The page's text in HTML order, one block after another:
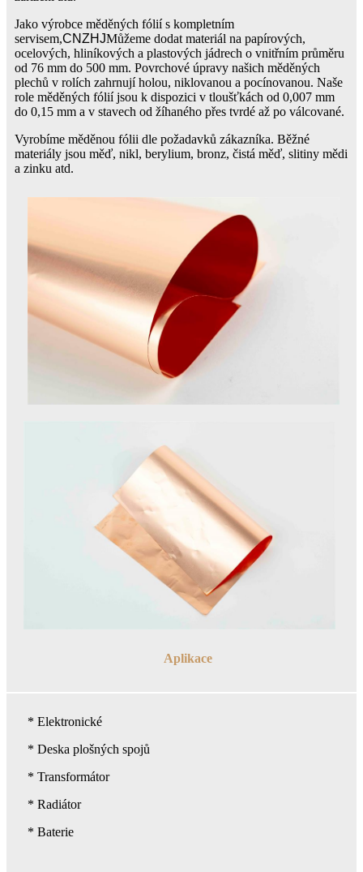
Jako výrobce měděných fólií s kompletním
servisem,CNZHJMůžeme dodat materiál na papírových,
ocelových, hliníkových a plastových jádrech o vnitřním průměru
od 76 mm do 500 mm. Povrchové úpravy našich měděných
plechů v rolích zahrnují holou, niklovanou a pocínovanou. Naše
role měděných fólií jsou k dispozici v tloušťkách od 0,007 mm
do 0,15 mm a v stavech od žíhaného přes tvrdé až po válcované.
Vyrobíme měděnou fólii dle požadavků zákazníka. Běžné
materiály jsou měď, nikl, berylium, bronz, čistá měď, slitiny mědi
a zinku atd.
Aplikace
* Elektronické
* Deska plošných spojů
* Transformátor
* Radiátor
* Baterie